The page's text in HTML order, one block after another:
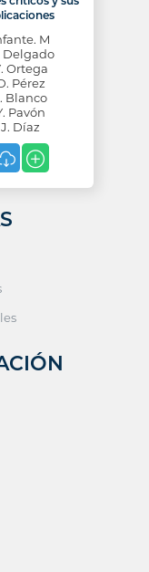
M
Delgado
Ortega
Pérez
Blanco
Pavón
J. Díaz